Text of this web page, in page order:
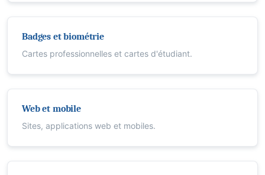
Badges et biométrie
Cartes professionnelles et cartes d'étudiant.
Web et mobile
Sites, applications web et mobiles.